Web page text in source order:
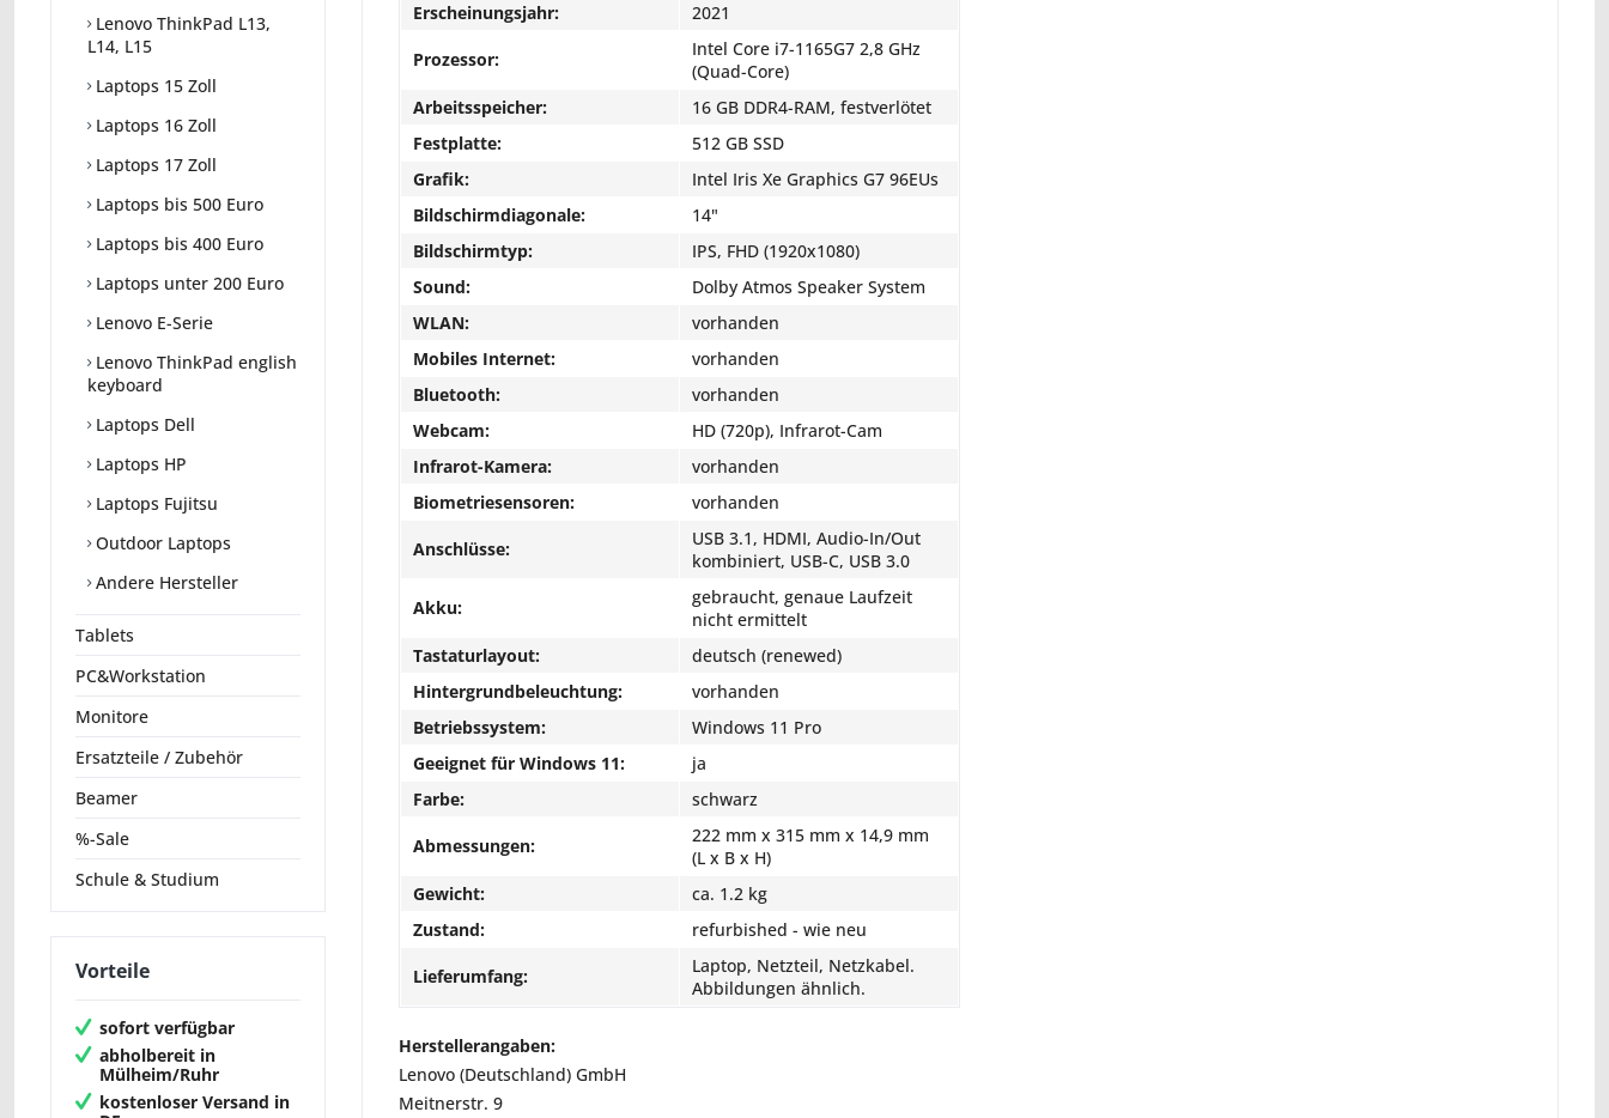
Lenovo ThinkPad L13,
L14, L15
Laptops 15 Zoll
Laptops 16 Zoll
Laptops 17 Zoll
Laptops bis 500 Euro
Laptops bis 400 Euro
Laptops unter 200 Euro
Lenovo E-Serie
Lenovo ThinkPad english
keyboard
Laptops Dell
Laptops HP
Laptops Fujitsu
Outdoor Laptops
Andere Hersteller
Tablets
PC&Workstation
Monitore
Ersatzteile / Zubehör
Beamer
%-Sale
Schule & Studium
Vorteile
sofort verfügbar
abholbereit in
Mülheim/Ruhr
kostenloser Versand in
Erscheinungsjahr:
2021
Prozessor:
Intel Core i7-1165G7 2,8 GHz
(Quad-Core)
Arbeitsspeicher:
16 GB DDR4-RAM, festverlötet
Festplatte:
512 GB SSD
Grafik:
Intel Iris Xe Graphics G7 96EUs
Bildschirmdiagonale:
14"
Bildschirmtyp:
IPS, FHD (1920x1080)
Sound:
Dolby Atmos Speaker System
WLAN:
vorhanden
Mobiles Internet:
vorhanden
Bluetooth:
vorhanden
Webcam:
HD (720p), Infrarot-Cam
Infrarot-Kamera:
vorhanden
Biometriesensoren:
vorhanden
Anschlüsse:
USB 3.1, HDMI, Audio-In/Out
kombiniert, USB-C, USB 3.0
Akku:
gebraucht, genaue Laufzeit
nicht ermittelt
Tastaturlayout:
deutsch (renewed)
Hintergrundbeleuchtung:
vorhanden
Betriebssystem:
Windows 11 Pro
Geeignet für Windows 11:
ja
Farbe:
schwarz
Abmessungen:
222 mm x 315 mm x 14,9 mm
(L x B x H)
Gewicht:
ca. 1.2 kg
Zustand:
refurbished - wie neu
Lieferumfang:
Laptop, Netzteil, Netzkabel.
Abbildungen ähnlich.
Herstellerangaben:
Lenovo (Deutschland) GmbH
Meitnerstr. 9